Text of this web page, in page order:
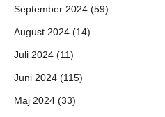
September 2024 (59)
August 2024 (14)
Juli 2024 (11)
Juni 2024 (115)
Maj 2024 (33)